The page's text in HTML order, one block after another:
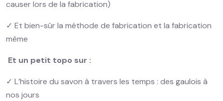
causer lors de la fabrication)
✓ Et bien-sûr la méthode de fabrication et la fabrication
même
Et un petit topo sur :
✓ L’histoire du savon à travers les temps : des gaulois à
nos jours